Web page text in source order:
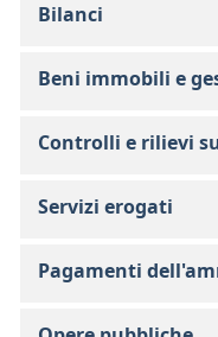
Bilanci
Beni immobili e
Controlli e rilievi
Servizi erogati
Pagamenti